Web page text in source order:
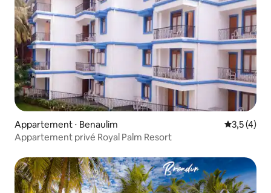
Appartement ⋅ Benaulim Évaluation
3,5 (4)
Appartement privé Royal Palm Resort